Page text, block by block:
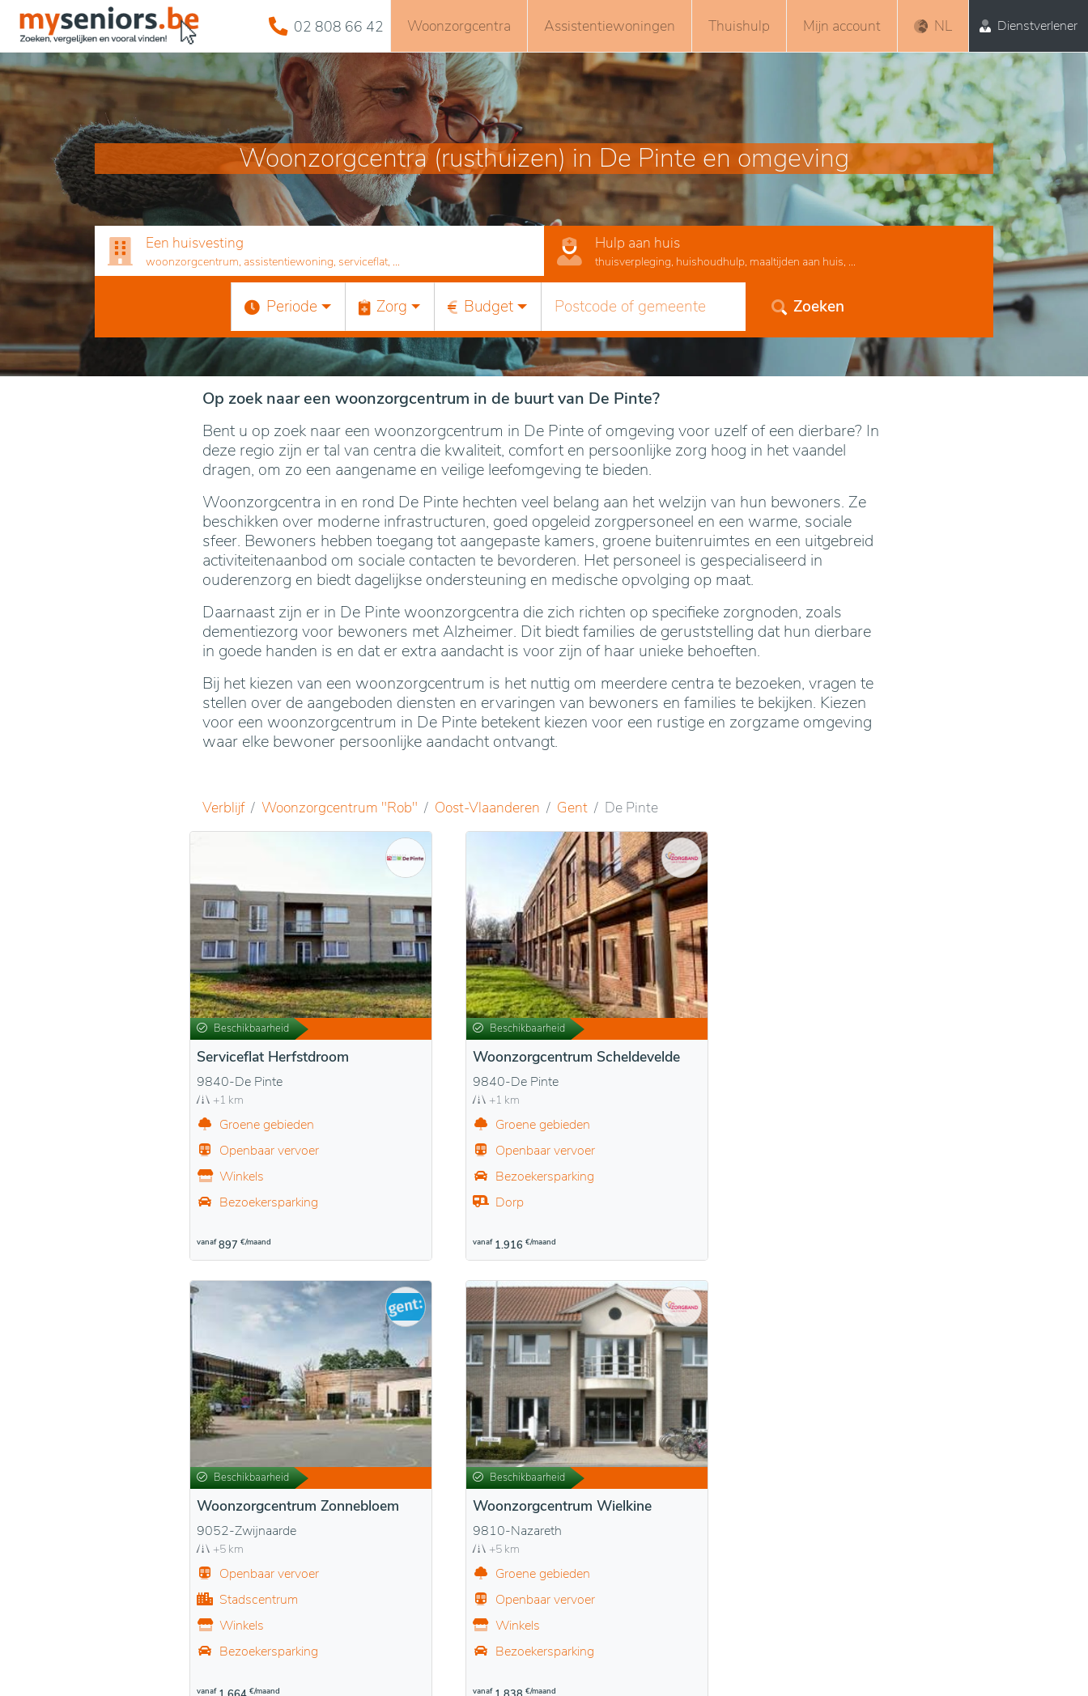
02 808 66 42 Woonzorgcentra Assistentiewoningen Thuishulp Mijn account NL Dienstverlener
Woonzorgcentra (rusthuizen) in De Pinte en omgeving
Een huisvesting
woonzorgcentrum, assistentiewoning, serviceflat, ...
Hulp aan huis
thuisverpleging, huishoudhulp, maaltijden aan huis, ...
Periode Zorg Budget Zoeken
Op zoek naar een woonzorgcentrum in de buurt van De Pinte?
Bent u op zoek naar een woonzorgcentrum in De Pinte of omgeving voor uzelf of een dierbare? In
deze regio zijn er tal van centra die kwaliteit, comfort en persoonlijke zorg hoog in het vaandel
dragen, om zo een aangename en veilige leefomgeving te bieden.
Woonzorgcentra in en rond De Pinte hechten veel belang aan het welzijn van hun bewoners. Ze
beschikken over moderne infrastructuren, goed opgeleid zorgpersoneel en een warme, sociale
sfeer. Bewoners hebben toegang tot aangepaste kamers, groene buitenruimtes en een uitgebreid
activiteitenaanbod om sociale contacten te bevorderen. Het personeel is gespecialiseerd in
ouderenzorg en biedt dagelijkse ondersteuning en medische opvolging op maat.
Daarnaast zijn er in De Pinte woonzorgcentra die zich richten op specifieke zorgnoden, zoals
dementiezorg voor bewoners met Alzheimer. Dit biedt families de geruststelling dat hun dierbare
in goede handen is en dat er extra aandacht is voor zijn of haar unieke behoeften.
Bij het kiezen van een woonzorgcentrum is het nuttig om meerdere centra te bezoeken, vragen te
stellen over de aangeboden diensten en ervaringen van bewoners en families te bekijken. Kiezen
voor een woonzorgcentrum in De Pinte betekent kiezen voor een rustige en zorgzame omgeving
waar elke bewoner persoonlijke aandacht ontvangt.
Verblijf Woonzorgcentrum "Rob" Oost-Vlaanderen Gent De Pinte
Beschikbaarheid
Serviceflat Herfstdroom
9840-De Pinte
+1 km
Groene gebieden
Openbaar vervoer
Winkels
Bezoekersparking
vanaf 897 €/maand
Beschikbaarheid
Woonzorgcentrum Scheldevelde
9840-De Pinte
+1 km
Groene gebieden
Openbaar vervoer
Bezoekersparking
Dorp
vanaf 1.916 €/maand
Beschikbaarheid
Woonzorgcentrum Zonnebloem
9052-Zwijnaarde
+5 km
Openbaar vervoer
Stadscentrum
Winkels
Bezoekersparking
vanaf €/maand
Beschikbaarheid
Woonzorgcentrum Wielkine
9810-Nazareth
+5 km
Groene gebieden
Openbaar vervoer
Winkels
Bezoekersparking
vanaf €/maand